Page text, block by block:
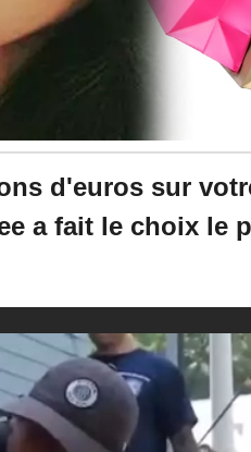
d'euros sur
a fait le choix le